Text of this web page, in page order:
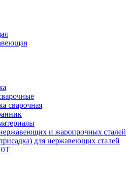
сварочная
и жаропрочных сталей
для нержавеющих сталей